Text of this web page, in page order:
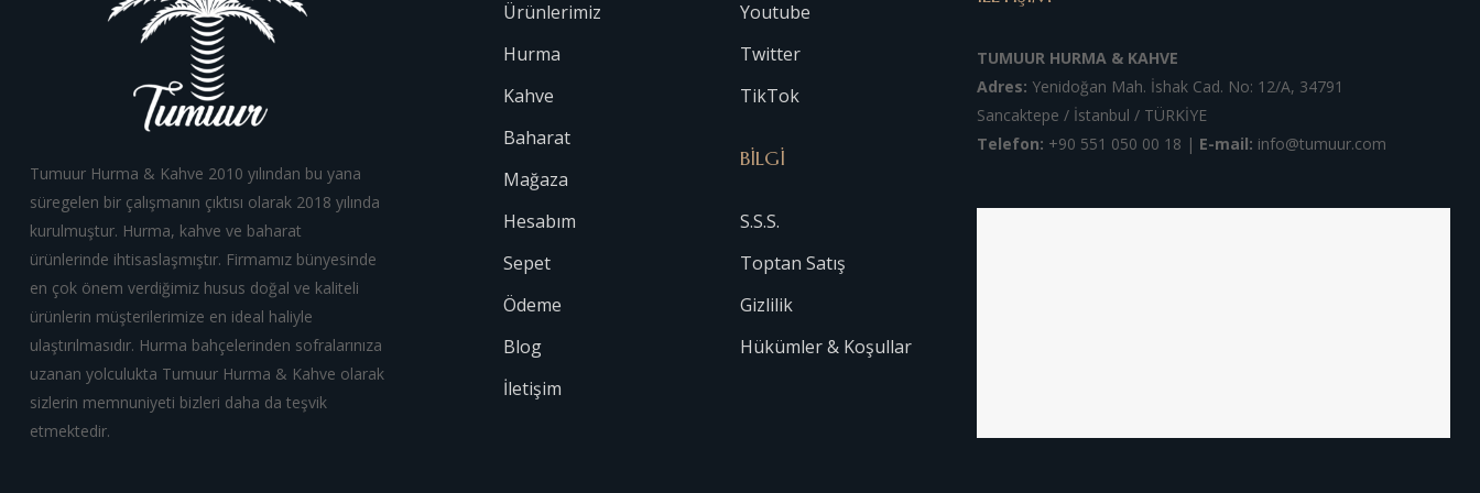
Tumuur Hurma & Kahve 2010 yılından bu yana
süregelen bir çalışmanın çıktısı olarak 2018 yılında
kurulmuştur. Hurma, kahve ve baharat
ürünlerinde ihtisaslaşmıştır. Firmamız bünyesinde
en çok önem verdiğimiz husus doğal ve kaliteli
ürünlerin müşterilerimize en ideal haliyle
ulaştırılmasıdır. Hurma bahçelerinden sofralarınıza
uzanan yolculukta Tumuur Hurma & Kahve olarak
sizlerin memnuniyeti bizleri daha da teşvik
etmektedir.
Ürünlerimiz
Hurma
Kahve
Baharat
Mağaza
Hesabım
Sepet
Ödeme
Blog
İletişim
Youtube
Twitter
TikTok
BİLGİ
S.S.S.
Toptan Satış
Gizlilik
Hükümler & Koşullar
TUMUUR HURMA & KAHVE
Adres: Yenidoğan Mah. İshak Cad. No: 12/A, 34791
Sancaktepe / İstanbul / TÜRKİYE
Telefon: +90 551 050 00 18 | E-mail: info@tumuur.com